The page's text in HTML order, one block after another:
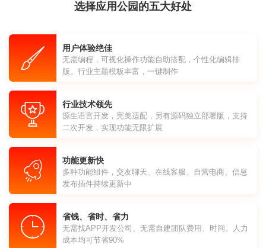
选择应用公园的五大好处
用户体验绝佳
无需编程，可视化操作功能自助搭配，个性化编辑排
版。行业主题模板丰富，一键制作
行业技术领先
源生语言开发，完美适配，另有源码独立部署版，支持
二次开发，实现功能无限扩展
功能更新快
多种功能组件，交友聊天、在线客服、自营电商、信息
发布插件持续更新中
省钱、省时、省力
无需找APP开发公司、无需自建团队费用、时间、人力
成本均可节省90%